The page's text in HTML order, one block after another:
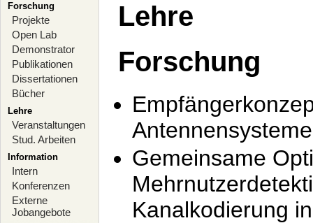
Forschung
Projekte
Open Lab
Demonstrator
Publikationen
Dissertationen
Bücher
Lehre
Veranstaltungen
Stud. Arbeiten
Information
Intern
Konferenzen
Externe
Jobangebote
Lehre
Forschung
Antennensysteme
Gemeinsame
Kanalkodierung